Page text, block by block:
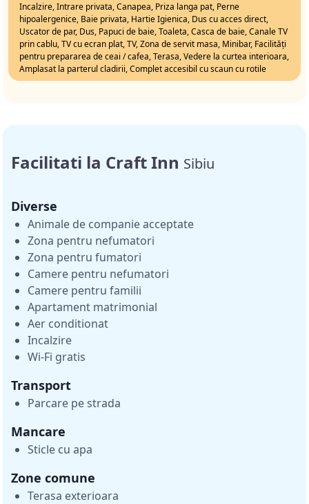
Incalzire, Intrare privata, Canapea, Priza langa pat, Perne
hipoalergenice, Baie privata, Hartie Igienica, Dus cu acces direct,
Uscator de par, Dus, Papuci de baie, Toaleta, Casca de baie, Canale TV
prin cablu, TV cu ecran plat, TV, Zona de servit masa, Minibar, Facilități
pentru prepararea de ceai / cafea, Terasa, Vedere la curtea interioara,
Amplasat la parterul cladirii, Complet accesibil cu scaun cu rotile
Facilitati la Craft Inn Sibiu
Diverse
Animale de companie acceptate
Zona pentru nefumatori
Zona pentru fumatori
Camere pentru nefumatori
Camere pentru familii
Apartament matrimonial
Aer conditionat
Incalzire
Wi-Fi gratis
Transport
Parcare pe strada
Mancare
Sticle cu apa
Zone comune
Terasa exterioara